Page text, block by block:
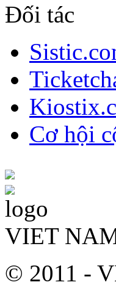
Đối tác
Cơ hội
VIET
© 2011 -